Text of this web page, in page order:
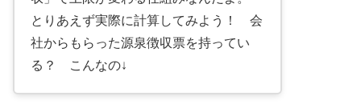
とりあえず実際に計算してみよう！ 会
社からもらった源泉徴収票を持ってい
る？ こんなの↓